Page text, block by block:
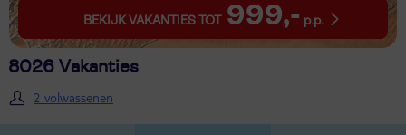
BEKIJK VAKANTIES TOT 999,- p.p.
8026 Vakanties
2 volwassenen